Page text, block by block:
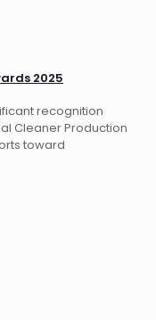
2025
recognition
Cleaner Production
toward